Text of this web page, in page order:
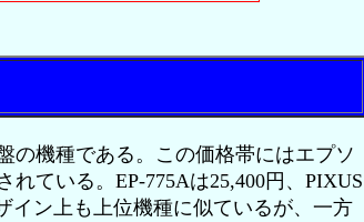
機種である。この価格帯にはエプソ
れている。EP-775Aは25,400円、PIXUS
イン上も上位機種に似ているが、一方